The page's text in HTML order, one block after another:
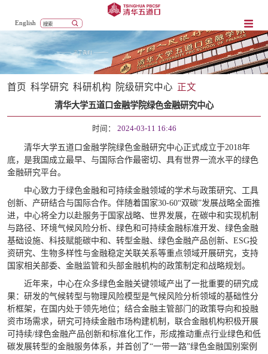
English
首页 科学研究 科研机构 院级研究中心 正文
清华大学五道口金融学院绿色金融研究中心
时间： 2024-03-11 16:46
清华大学五道口金融学院绿色金融研究中心正式成立于2018年
底，是我国成立最早、与国际合作最密切、具有世界一流水平的绿色
金融研究平台。
中心致力于绿色金融和可持续金融领域的学术与政策研究、工具
创新、产研结合与国际合作。伴随着国家30-60“双碳”发展战略全面推
进，中心将全力以赴服务于国家战略、世界发展，在碳中和实现机制
与路径、环境气候风险分析、绿色和可持续金融标准开发、绿色金融
基础设施、科技赋能碳中和、转型金融、绿色金融产品创新、ESG投
资研究、生物多样性与金融稳定关联关系等重点领域开展研究，支持
国家相关部委、金融监管和头部金融机构的政策制定和战略规划。
近年来，中心在众多绿色金融关键领域产出了一批重要的研究成
果：研发的气候转型与物理风险模型是气候风险分析领域的基础性分
析框架，在国内处于领先地位；结合金融主管部门的政策导向和投融
资市场需求，研究可持续金融市场构建机制，联合金融机构积极开展
可持续/绿色金融产品创新和标准化工作，形成推动重点行业绿色和低
碳发展转型的金融服务体系，并首创了“一带一路”绿色金融国别案例